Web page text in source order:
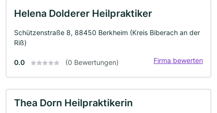
Helena Dolderer Heilpraktiker
Schützenstraße 8, 88450 Berkheim (Kreis Biberach an der
Riß)
0.0 (0 Bewertungen) Firma bewerten
Thea Dorn Heilpraktikerin